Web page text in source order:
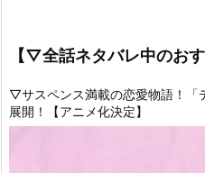
【▽全話ネタバレ中のお
▽サスペンス満載の恋愛物語！「
展開！【アニメ化決定】